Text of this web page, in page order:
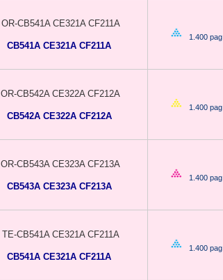
OR-CB541A CE321A CF211A
CB541A CE321A CF211A
1.400 pag
OR-CB542A CE322A CF212A
CB542A CE322A CF212A
1.400 pag
OR-CB543A CE323A CF213A
CB543A CE323A CF213A
1.400 pag
TE-CB541A CE321A CF211A
CB541A CE321A CF211A
1.400 pag